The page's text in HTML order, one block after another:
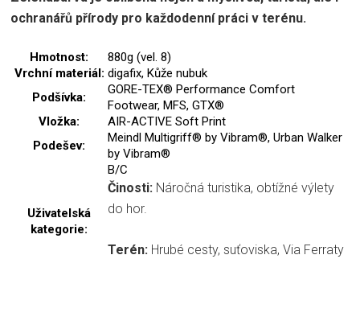
ochranářů přírody pro každodenní práci v terénu.
Hmotnost:
880g (vel. 8)
Vrchní materiál: digafix, Kůže nubuk
Podšívka:
GORE-TEX® Performance Comfort
Footwear, MFS, GTX®
Vložka:
AIR-ACTIVE Soft Print
Podešev:
Meindl Multigriff® by Vibram®, Urban Walker
by Vibram®
Uživatelská
kategorie:
B/C
Činosti: Náročná turistika, obtížné výlety
do hor.
Terén: Hrubé cesty, suťoviska, Via Ferraty